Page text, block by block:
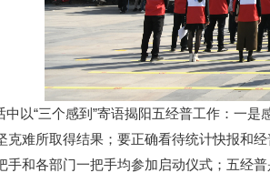
“三个感到”寄语揭阳五经普工作：一是
克难所取得结果；要正确看待统计快报和
手和各部门一把手均参加启动仪式；五经